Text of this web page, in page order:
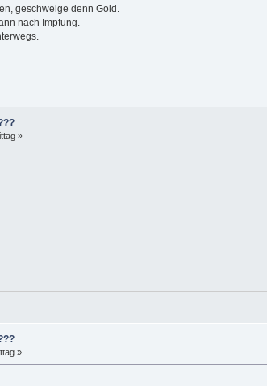
geschweige denn Gold.
nach Impfung.
»
»